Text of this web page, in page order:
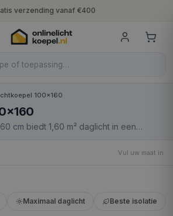
verzending vanaf €400
jaar fabrieksgarantie
productie
of toepassing…
100x160
cm biedt 1,60 m² daglicht in een
De breedte van 100 cm is
groot dakraam. Met een daksparing
dit formaat naadloos aan op gebruikelijke
Vul uw maat in
Maximaal daglicht Beste isolatie